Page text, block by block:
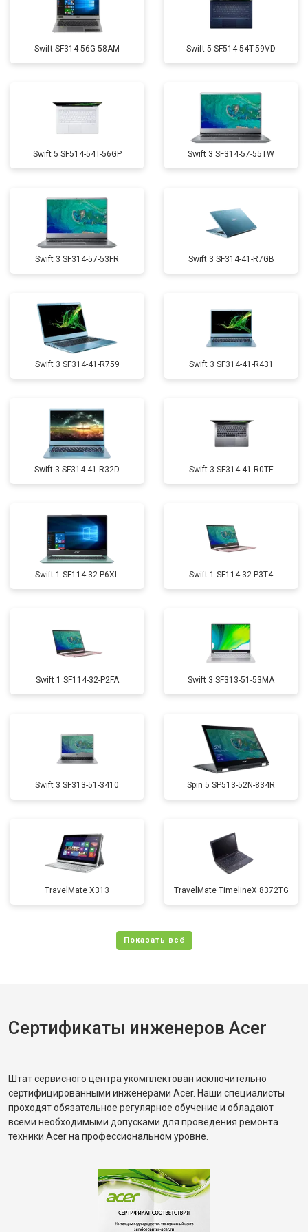
Swift SF314-56G-58AM Swift 5 SF514-54T-59VD
Swift 5 SF514-54T-56GP Swift 3 SF314-57-55TW
Swift 3 SF314-57-53FR Swift 3 SF314-41-R7GB
Swift 3 SF314-41-R759 Swift 3 SF314-41-R431
Swift 3 SF314-41-R32D Swift 3 SF314-41-R0TE
Swift 1 SF114-32-P6XL Swift 1 SF114-32-P3T4
Swift 1 SF114-32-P2FA Swift 3 SF313-51-53MA
Swift 3 SF313-51-3410 Spin 5 SP513-52N-834R
TravelMate X313 TravelMate TimelineX 8372TG
Сертификаты инженеров Acer
Штат сервисного центра укомплектован исключительно
сертифицированными инженерами Acer. Наши специалисты
проходят обязательное регулярное обучение и обладают
всеми необходимыми допусками для проведения ремонта
техники Acer на профессиональном уровне.